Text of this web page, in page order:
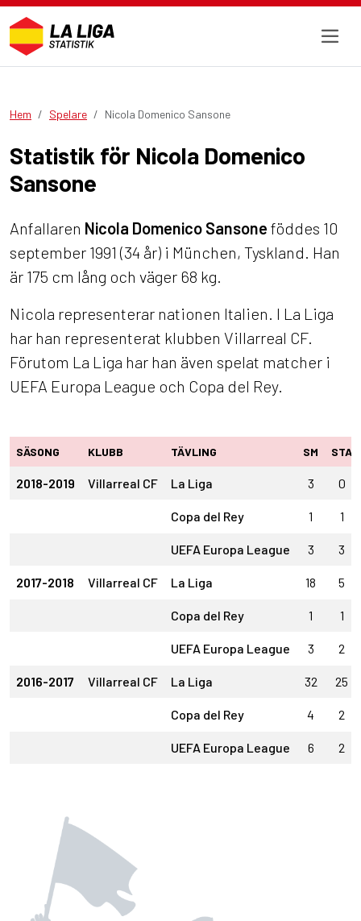
Hem Spelare Nicola Domenico Sansone
Statistik för Nicola Domenico
Sansone
Anfallaren Nicola Domenico Sansone föddes 10
september 1991 (34 år) i München, Tyskland. Han
är 175 cm lång och väger 68 kg.
Nicola representerar nationen Italien. I La Liga
har han representerat klubben Villarreal CF.
Förutom La Liga har han även spelat matcher i
UEFA Europa League och Copa del Rey.
SÄSONG KLUBB TÄVLING SM STA
2018-2019 Villarreal CF La Liga 3 0
Copa del Rey 1 1
UEFA Europa League 3 3
2017-2018 Villarreal CF La Liga 18 5
Copa del Rey 1 1
UEFA Europa League 3 2
2016-2017 Villarreal CF La Liga 32 25
Copa del Rey 4 2
UEFA Europa League 6 2